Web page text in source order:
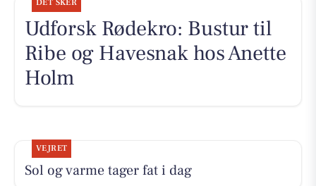
DET SKER
Udforsk Rødekro: Bustur til
Ribe og Havesnak hos Anette
Holm
VEJRET
Sol og varme tager fat i dag